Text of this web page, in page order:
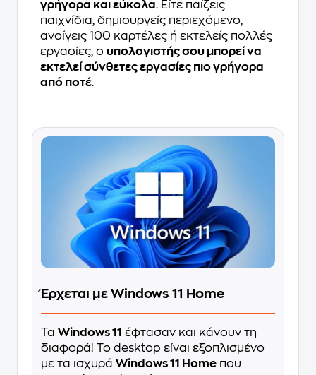
γρήγορα και εύκολα. Είτε παίζεις
παιχνίδια, δημιουργείς περιεχόμενο,
ανοίγεις 100 καρτέλες ή εκτελείς πολλές
εργασίες, ο υπολογιστής σου μπορεί να
εκτελεί σύνθετες εργασίες πιο γρήγορα
από ποτέ.
Έρχεται με Windows 11 Home
Τα Windows 11 έφτασαν και κάνουν τη
διαφορά! Το desktop είναι εξοπλισμένο
με τα ισχυρά Windows 11 Home που